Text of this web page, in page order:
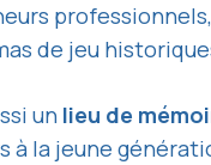
de jeu
un lieu de
à la jeune